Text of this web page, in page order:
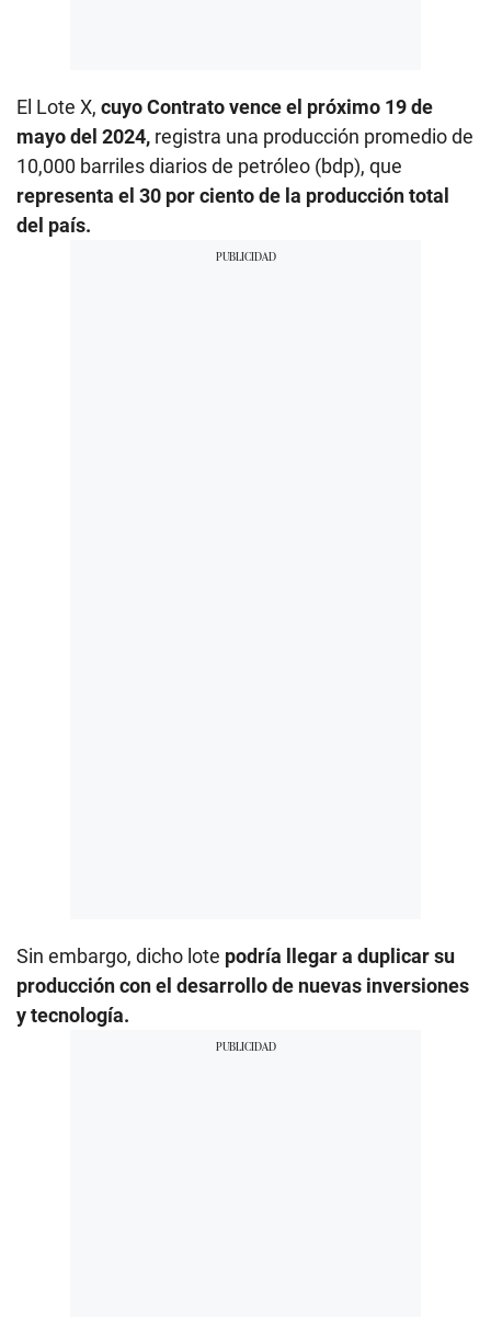
El Lote X, cuyo Contrato vence el próximo 19 de
mayo del 2024, registra una producción promedio de
10,000 barriles diarios de petróleo (bdp), que
representa el 30 por ciento de la producción total
del país.
Sin embargo, dicho lote podría llegar a duplicar su
producción con el desarrollo de nuevas inversiones
y tecnología.